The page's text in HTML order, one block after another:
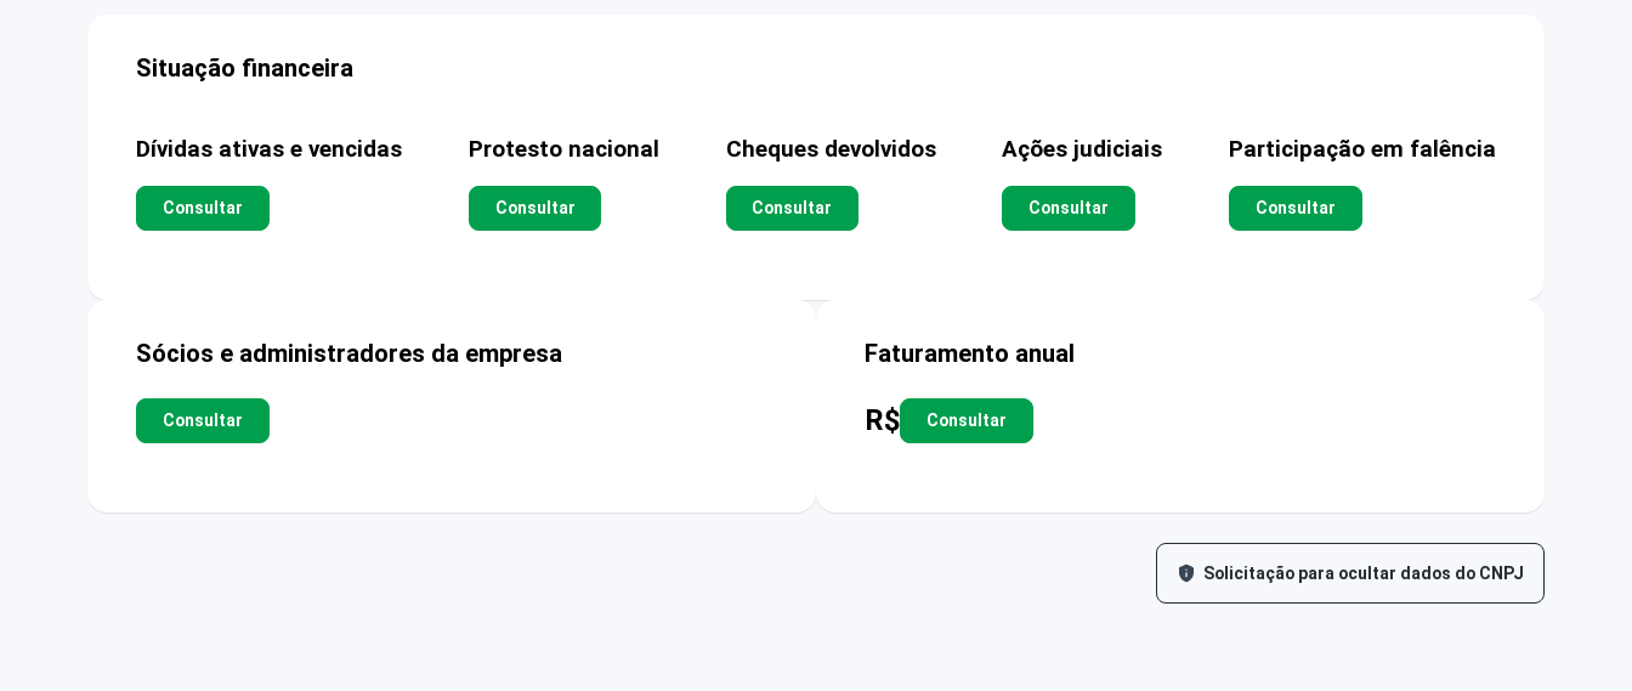
Situação financeira
Dívidas ativas e vencidas
Consultar
Protesto nacional
Consultar
Cheques devolvidos
Consultar
Ações judiciais
Consultar
Participação em falência
Consultar
Sócios e administradores da empresa
Consultar
Faturamento anual
R$ Consultar
Solicitação para ocultar dados do CNPJ